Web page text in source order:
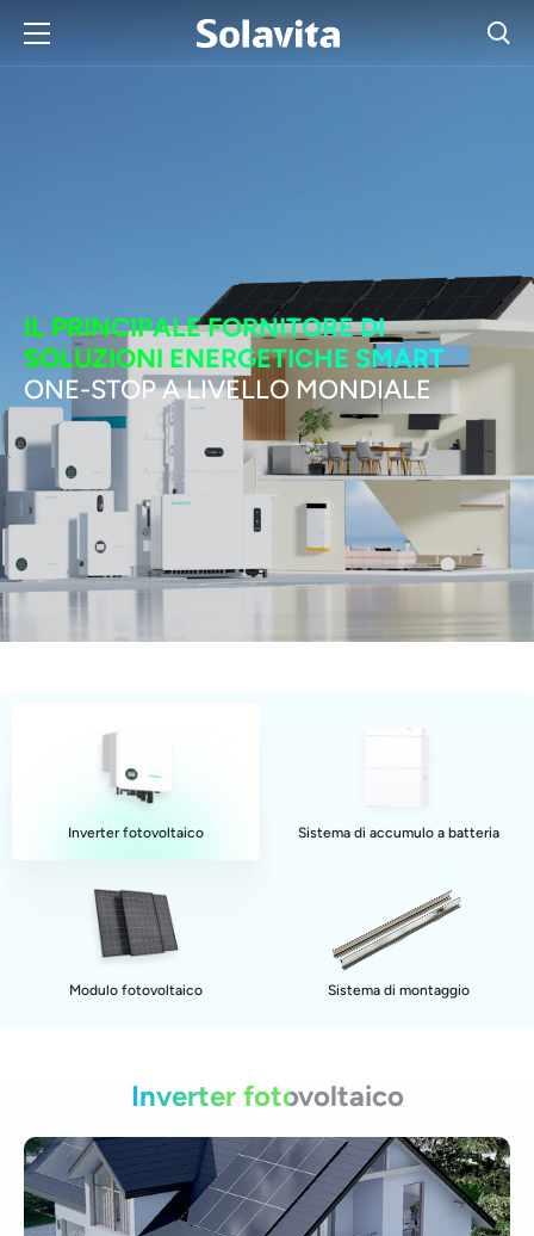
IL PRINCIPALE FORNITORE DI
SOLUZIONI ENERGETICHE SMART
ONE-STOP A LIVELLO MONDIALE
Inverter fotovoltaico Sistema di accumulo a batteria
Modulo fotovoltaico Sistema di montaggio
Inverter fotovoltaico